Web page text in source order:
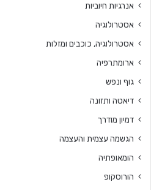
אנרגיות חיוביות
אסטרולוגיה
אסטרולוגיה, כוכבים ומזלות
ארומתרפיה
גוף ונפש
דיאטה ותזונה
דמיון מודרך
הגשמה עצמית והעצמה
הומאופתיה
הורוסקופ